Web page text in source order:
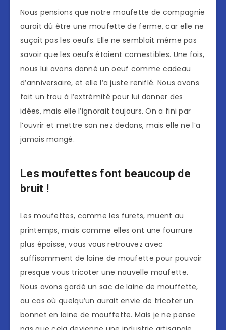
Nous pensions que notre moufette de compagnie
aurait dû être une moufette de ferme, car elle ne
suçait pas les oeufs. Elle ne semblait même pas
savoir que les oeufs étaient comestibles. Une fois,
nous lui avons donné un oeuf comme cadeau
d’anniversaire, et elle l’a juste reniflé. Nous avons
fait un trou à l’extrémité pour lui donner des
idées, mais elle l’ignorait toujours. On a fini par
l’ouvrir et mettre son nez dedans, mais elle ne l’a
jamais mangé.
Les moufettes font beaucoup de
bruit !
Les moufettes, comme les furets, muent au
printemps, mais comme elles ont une fourrure
plus épaisse, vous vous retrouvez avec
suffisamment de laine de moufette pour pouvoir
presque vous tricoter une nouvelle moufette.
Nous avons gardé un sac de laine de mouffette,
au cas où quelqu’un aurait envie de tricoter un
bonnet en laine de mouffette. Mais je ne pense